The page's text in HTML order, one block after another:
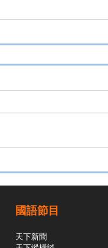
國語節目
天下新聞